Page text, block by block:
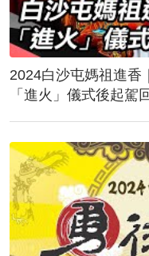
2024白沙屯媽祖進香
「進火」儀式後起駕